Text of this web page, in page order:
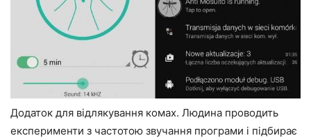
Додаток для відлякування комах. Людина проводить
експерименти з частотою звучання програми і підбирає